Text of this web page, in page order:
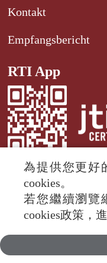
Kontakt
Empfangsbericht
RTI App
© 2024 RTI
All
為提供您更好
cookies。
若您繼續瀏覽
cookies政策，